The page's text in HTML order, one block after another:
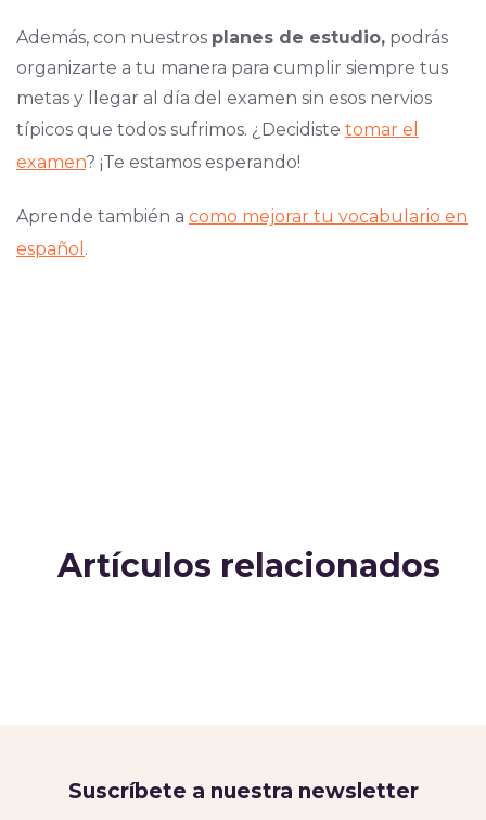
Además, con nuestros planes de estudio, pod rás
organizarte a tu manera para cumplir siempre tus
metas y llegar al día del examen sin esos nervios
típicos que todos sufrimos. ¿Decidiste tomar el
examen? ¡Te estamos esperando!
Aprende también a como mejorar tu vocabulario en
español .
Artículos relacionados
Suscríbete a nuestra newsletter